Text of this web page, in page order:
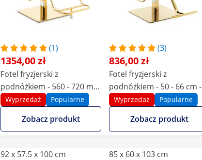
(1)
1354,00 zł
Fotel fryzjerski z
podnóżkiem - 560 - 720 mm
- 200 kg - złoty, beżowy
Wyprzedaż Popularne
Zobacz produkt
(3)
836,00 zł
Fotel fryzjerski z
podnóżkiem - 50 - 66 cm -
200 kg - czarny, złoty
Wyprzedaż Popularne
Zobacz produkt
92 x 57.5 x 100 cm 85 x 60 x 103 cm